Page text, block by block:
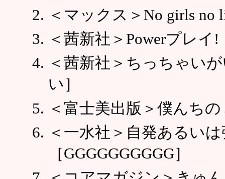
＜マックス＞No girls no
＜茜新社＞Powerプレイ
＜茜新社＞ちっちゃい
い］
＜富士美出版＞僕んち
＜一水社＞自発あるい
［GGGGGGGGGG］